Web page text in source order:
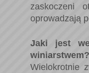
zaskoczeni
oprowadzają
Jaki jest
winiarstwem?
Wielokrotnie